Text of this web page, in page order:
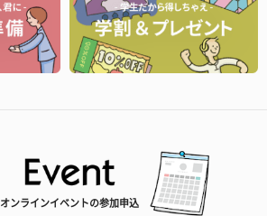
オンラインイベントの参加申込